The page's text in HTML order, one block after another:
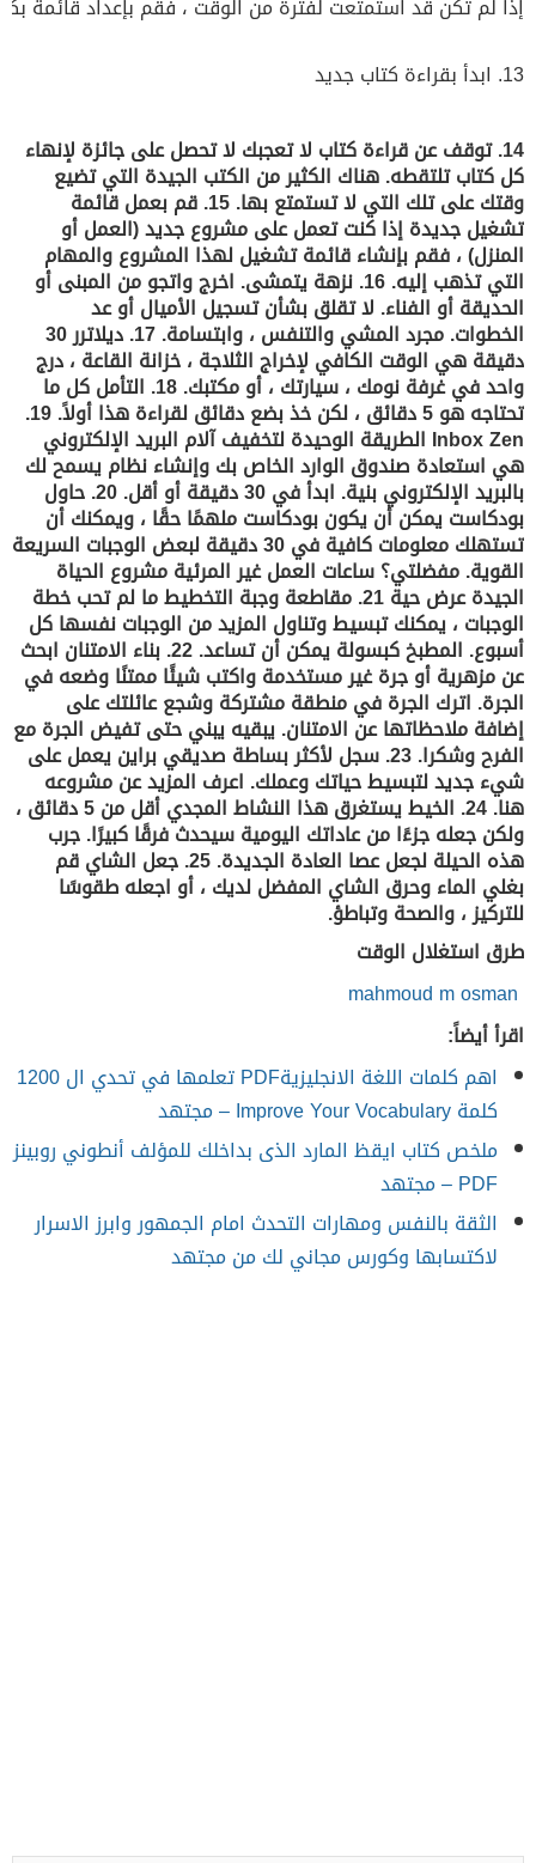
14. توقف عن قراءة كتاب لا تعجبك لا تحصل على جائزة لإنهاء
كل كتاب تلتقطه. هناك الكثير من الكتب الجيدة التي تضيع
وقتك على تلك التي لا تستمتع بها. 15. قم بعمل قائمة
تشغيل جديدة إذا كنت تعمل على مشروع جديد (العمل أو
المنزل) ، فقم بإنشاء قائمة تشغيل لهذا المشروع والمهام
التي تذهب إليه. 16. نزهة يتمشى. اخرج واتجو من المبنى أو
الحديقة أو الفناء. لا تقلق بشأن تسجيل الأميال أو عد
الخطوات. مجرد المشي والتنفس ، وابتسامة. 17. ديلاترر 30
دقيقة هي الوقت الكافي لإخراج الثلاجة ، خزانة القاعة ، درج
واحد في غرفة نومك ، سيارتك ، أو مكتبك. 18. التأمل كل ما
تحتاجه هو 5 دقائق ، لكن خذ بضع دقائق لقراءة هذا أولاً. 19.
Inbox Zen الطريقة الوحيدة لتخفيف آلام البريد الإلكتروني
هي استعادة صندوق الوارد الخاص بك وإنشاء نظام يسمح لك
بالبريد الإلكتروني بنية. ابدأ في 30 دقيقة أو أقل. 20. حاول
بودكاست يمكن أن يكون بودكاست ملهمًا حقًا ، ويمكنك أن
تستهلك معلومات كافية في 30 دقيقة لبعض الوجبات السريعة
القوية. مفضلتي؟ ساعات العمل غير المرئية مشروع الحياة
الجيدة عرض حية 21. مقاطعة وجبة التخطيط ما لم تحب خطة
الوجبات ، يمكنك تبسيط وتناول المزيد من الوجبات نفسها كل
أسبوع. المطبخ كبسولة يمكن أن تساعد. 22. بناء الامتنان ابحث
عن مزهرية أو جرة غير مستخدمة واكتب شيئًا ممتنًا وضعه في
الجرة. اترك الجرة في منطقة مشتركة وشجع عائلتك على
إضافة ملاحظاتها عن الامتنان. يبقيه يبني حتى تفيض الجرة مع
الفرح وشكرا. 23. سجل لأكثر بساطة صديقي براين يعمل على
شيء جديد لتبسيط حياتك وعملك. اعرف المزيد عن مشروعه
هنا. 24. الخيط يستغرق هذا النشاط المجدي أقل من 5 دقائق ،
ولكن جعله جزءًا من عاداتك اليومية سيحدث فرقًا كبيرًا. جرب
هذه الحيلة لجعل عصا العادة الجديدة. 25. جعل الشاي قم
بغلي الماء وحرق الشاي المفضل لديك ، أو اجعله طقوسًا
للتركيز ، والصحة وتباطؤ.
طرق استغلال الوقت
اقرأ أيضاً:
اهم كلمات اللغة الانجليزيةPDF تعلمها في تحدي ال 1200
كلمة Improve Your Vocabulary – مجتهد
ملخص كتاب ايقظ المارد الذى بداخلك للمؤلف أنطوني روبينز
PDF – مجتهد
الثقة بالنفس ومهارات التحدث امام الجمهور وابرز الاسرار
لاكتسابها وكورس مجاني لك من مجتهد